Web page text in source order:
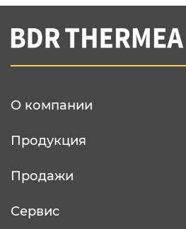
Вы соглашаетесь с нашей
конфеденциальности
О компании
Продукция
Продажи
Сервис